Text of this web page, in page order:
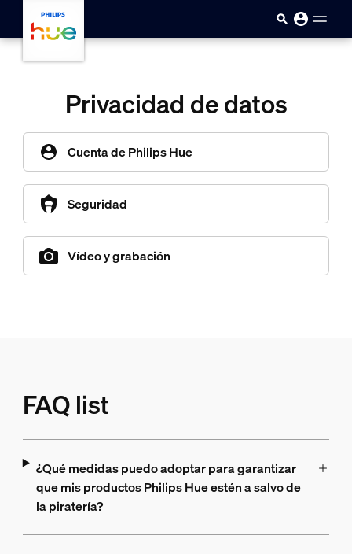
Privacidad de datos
Cuenta de Philips Hue
Seguridad
Vídeo y grabación
FAQ list
¿Qué medidas puedo adoptar para garantizar
que mis productos Philips Hue estén a salvo de
la piratería?